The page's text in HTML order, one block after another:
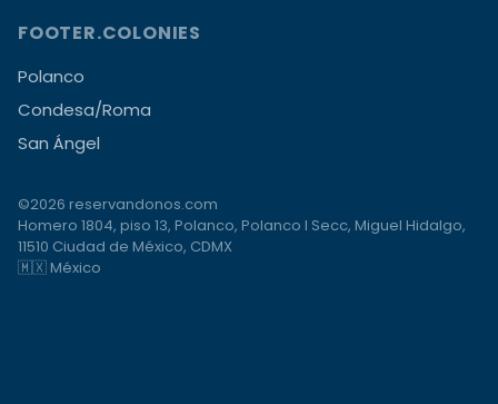
FOOTER.COLONIES
Polanco
Condesa/Roma
San Ángel
©2026 reservandonos.com
Homero 1804, piso 13, Polanco, Polanco I Secc, Miguel Hidalgo,
11510 Ciudad de México, CDMX
🇲🇽 México